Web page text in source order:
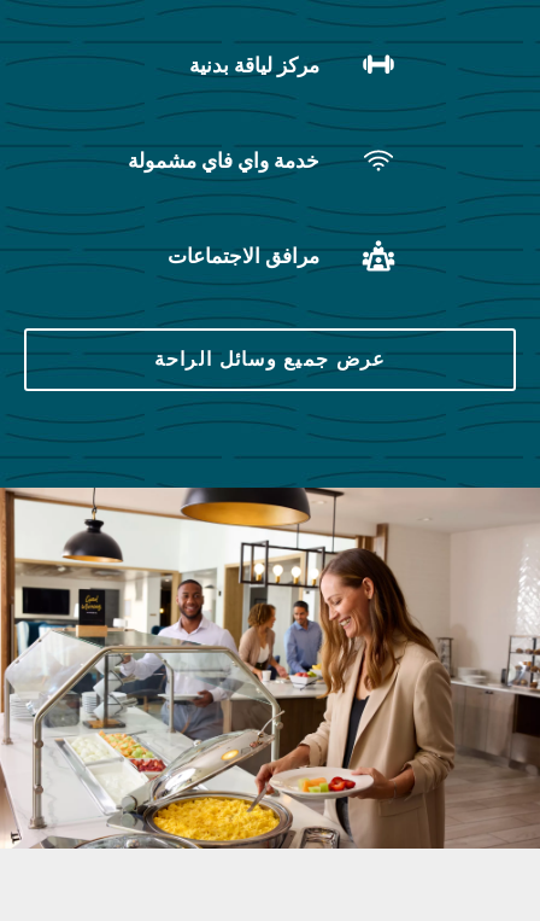
مركز لياقة بدنية
خدمة واي فاي مشمولة
مرافق الاجتماعات
عرض جميع وسائل الراحة